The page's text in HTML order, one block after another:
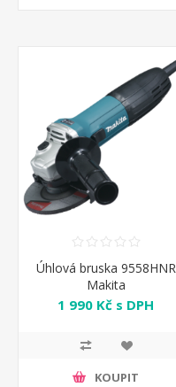
Úhlová bruska 9558HNR
Makita
1 990 Kč s DPH
KOUPIT